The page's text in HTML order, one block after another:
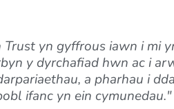
yn gyffrous iawn i mi
y dyrchafiad hwn ac i
a pharhau i
ifanc yn ein cymunedau."